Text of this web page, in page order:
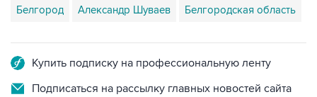
Подписаться на рассылку главных новостей сайта
Получать оперативные новости в официальном